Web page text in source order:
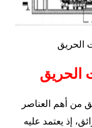
الحريق
الحريق
من أهم العناصر
إذ يعتمد عليه